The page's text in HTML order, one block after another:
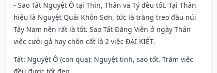
- Sao Tất Nguyệt Ô tại Thìn, Thân và Tý đều tốt. Tại Thân
hiệu là Nguyệt Quải Khôn Sơn, tức là trăng treo đầu núi
Tây Nam nên rất là tốt. Sao Tất Đăng Viên ở ngày Thân
việc cưới gả hay chôn cất là 2 việc ĐẠI KIẾT.
Tất: Nguyệt Ô (con quạ): Nguyệt tinh, sao tốt. Trăm việc